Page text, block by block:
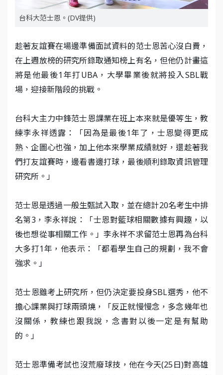
台科大范士恩。(DV提供)
趁著友誼賽在場邊準備面試資料的范士恩苦心沒白費，
在上週放榜的研究所錄取通知榜上有名，但他仍計畫這
將是他最後1年打UBA，大學畢業後就將投入SBL戰
場，迎接新階段的挑戰。
台科大主力中鋒范士恩課業在班上本來就是優等生，教
練李永祥透露：「因為是最後1年了，士恩變得更成
熟、企圖心也強，加上他本來學業成績就好，還趁著我
們打友誼賽時，邊看書邊打球，最後順利錄取資訊管理
研究所。」
范士恩是透過一般生甄試入取，並在總計20名考生中排
名第3，李永祥說：「士恩對籃球相關數據有興趣，以
後也想從事相關工作。」李永祥不求留范士恩再為台科
大多打1年，他表示：「都看學生自己的規劃，我不會
強求。」
范士恩雖考上研究所，但仍決定要投身SBL選秀，他不
擔心課業與打球兩頭燒，「反正就慢慢念，多念幾年也
沒關係，教練也跟我說，念書對以後一定是有幫助
的。」
范士恩準備考試也沒荒廢球技，他在今天(25日)對高雄